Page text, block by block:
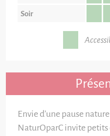
Soir
Envie d’une pause
NaturOparC invite petits